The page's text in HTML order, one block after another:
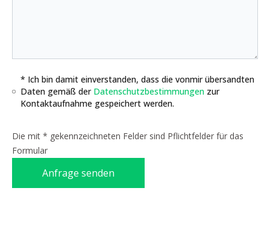
* Ich bin damit einverstanden, dass die vonmir übersandten
Daten gemäß der Datenschutzbestimmungen zur
Kontaktaufnahme gespeichert werden.
Die mit * gekennzeichneten Felder sind Pflichtfelder für das
Formular
Anfrage senden